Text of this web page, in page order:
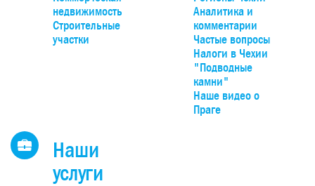
парк Гржебени. До Праги можно добраться на
20 минут по автомагистрали D4, удобно – на поезде
Смиховского или Главного вокзалов.
недвижимость
Строительные
участки
Аналитика и
комментарии
Частые вопросы
Налоги в Чехии
"Подводные
камни"
Наше видео о
Праге
Наши
услуги